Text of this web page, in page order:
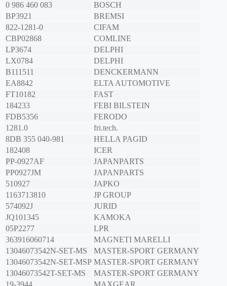
0 986 460 083
BOSCH
BP3921
BREMSI
822-1281-0
CIFAM
CBP02868
COMLINE
LP3674
DELPHI
LX0784
DELPHI
B111511
DENCKERMANN
EA8842
ELTA AUTOMOTIVE
FT10182
FAST
184233
FEBI BILSTEIN
FDB5356
FERODO
1281.0
fri.tech.
8DB 355 040-981
HELLA PAGID
182408
ICER
PP-0927AF
JAPANPARTS
PP0927JM
JAPANPARTS
510927
JAPKO
1163713810
JP GROUP
574092J
JURID
JQ101345
KAMOKA
05P2277
LPR
363916060714
MAGNETI MARELLI
13046073542N-SET-MS
MASTER-SPORT GERMANY
13046073542N-SET-MSP MASTER-SPORT GERMANY
13046073542T-SET-MS
MASTER-SPORT GERMANY